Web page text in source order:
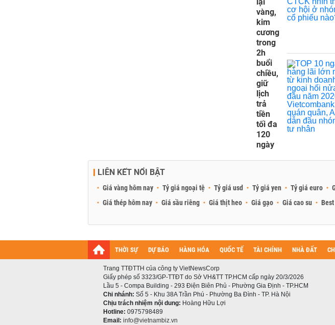
vàng,
kim
cương
trong
2h
buổi
chiều,
giữ
lịch
trả
tiền
tối đa
120
ngày
LIÊN KẾT NỔI BẬT
Giá vàng hôm nay Tỷ giá ngoại tệ Tỷ giá usd Tỷ giá yen Tỷ giá euro
Giá thép hôm nay
Giá sầu riêng Giá thịt heo Giá gạo Giá cao su
THỜI SỰ DỰ BÁO HÀNG HÓA QUỐC TẾ TÀI CHÍNH NHÀ ĐẤT
Trang TTĐTTH của công ty VietNewsCorp
Giấy phép số 3323/GP-TTĐT do Sở VH&TT TP.HCM cấp ngày 20/3/2026
Lầu 5 - Compa Building - 293 Điện Biên Phủ - Phường Gia Định - TP.HCM
Chi nhánh: Số 5 - Khu 38A Trần Phú - Phường Ba Đình - TP. Hà Nội
Chịu trách nhiệm nội dung: Hoàng Hữu Lợi
Hotline: 0975798489
Email: info@vietnambiz.vn